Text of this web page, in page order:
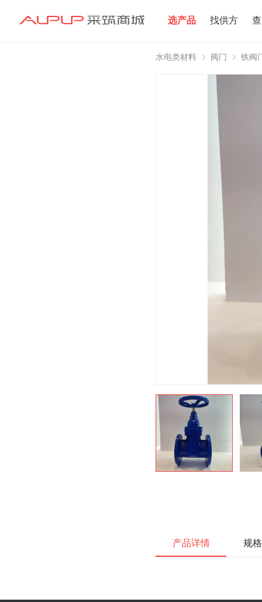
选产品 找供方
水电类材料 阀门 铁阀
产品详情 规